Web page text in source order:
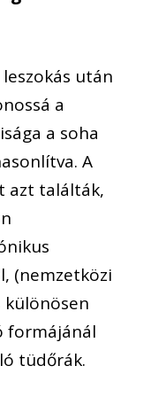
után
a
a soha
A
azt találták,
(nemzetközi
különösen
formájánál
tüdőrák.